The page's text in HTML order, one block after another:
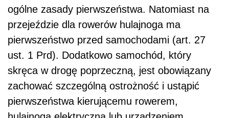
ogólne zasady pierwszeństwa. Natomiast na
przejeździe dla rowerów hulajnoga ma
pierwszeństwo przed samochodami (art. 27
ust. 1 Prd). Dodatkowo samochód, który
skręca w drogę poprzeczną, jest obowiązany
zachować szczególną ostrożność i ustąpić
pierwszeństwa kierującemu rowerem,